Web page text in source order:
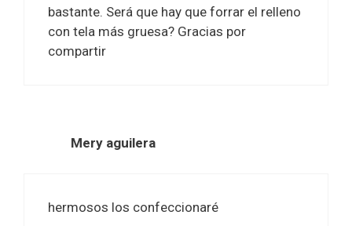
bastante. Será que hay que forrar el relleno
con tela más gruesa? Gracias por
compartir
Mery aguilera
hermosos los confeccionaré